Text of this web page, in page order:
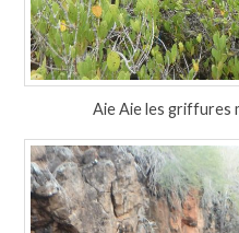
Aie Aie les griffures